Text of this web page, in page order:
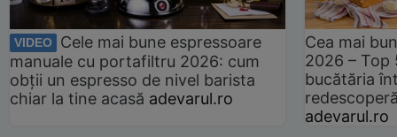
VIDEO
Cele mai bune espressoare
manuale cu portafiltru 2026: cum
obții un espresso de nivel barista
chiar la tine acasă adevarul.ro
Cea mai
2026 –
bucătăria
adevarul.ro